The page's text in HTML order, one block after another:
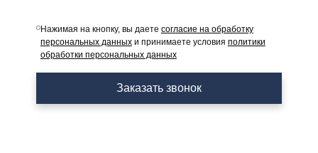
Нажимая на кнопку, вы даете согласие на обработку
персональных данныхи принимаете условия политики
обработки персональных данных
Заказать звонок